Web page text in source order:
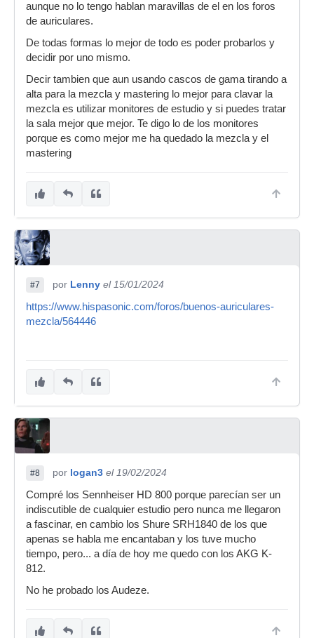
aunque no lo tengo hablan maravillas de el en los foros
de auriculares.
De todas formas lo mejor de todo es poder probarlos y
decidir por uno mismo.
Decir tambien que aun usando cascos de gama tirando a
alta para la mezcla y mastering lo mejor para clavar la
mezcla es utilizar monitores de estudio y si puedes tratar
la sala mejor que mejor. Te digo lo de los monitores
porque es como mejor me ha quedado la mezcla y el
mastering
#7 por Lenny el 15/01/2024
https://www.hispasonic.com/foros/buenos-auriculares-
mezcla/564446
#8 por logan3 el 19/02/2024
Compré los Sennheiser HD 800 porque parecían ser un
indiscutible de cualquier estudio pero nunca me llegaron
a fascinar, en cambio los Shure SRH1840 de los que
apenas se habla me encantaban y los tuve mucho
tiempo, pero... a día de hoy me quedo con los AKG K-
812.
No he probado los Audeze.